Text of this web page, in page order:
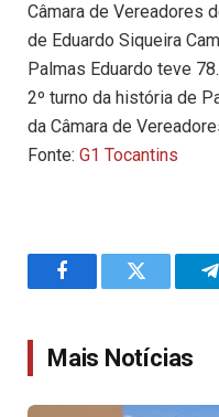
Câmara de Vereadores
de Eduardo Siqueira
Palmas Eduardo teve
2º turno da história de
da Câmara de
Fonte: G1 Tocantins
FacebookTwitter
Mais Notícias